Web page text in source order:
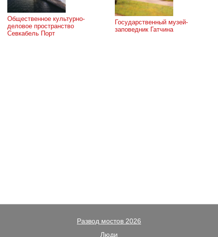
Общественное культурно-
деловое пространство
Севкабель Порт
Государственный музей-
заповедник Гатчина
Развод мостов 2026
Люди